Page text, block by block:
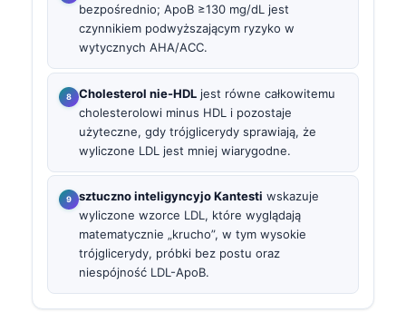
bezpośrednio; ApoB ≥130 mg/dL jest
czynnikiem podwyższającym ryzyko w
wytycznych AHA/ACC.
Cholesterol nie-HDL jest równe całkowitemu
cholesterolowi minus HDL i pozostaje
użyteczne, gdy trójglicerydy sprawiają, że
wyliczone LDL jest mniej wiarygodne.
sztuczno inteligyncyjo Kantesti wskazuje
wyliczone wzorce LDL, które wyglądają
matematycznie „krucho”, w tym wysokie
trójglicerydy, próbki bez postu oraz
niespójność LDL-ApoB.